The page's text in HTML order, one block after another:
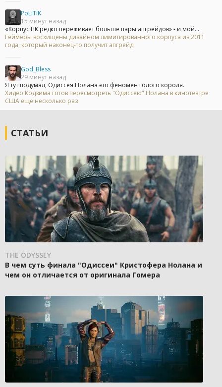
PoLiTiK
15 минут назад
«Корпус ПК редко переживает больше пары апгрейдов» - и мой...
Геймеры восхищены дизайном лимитированного корпуса из 2011
года, который наконец-то получит апгрейд
God_Bless
29 минут назад
Я тут подумал, Одиссея Нолана это феномен голого короля.
Хидео Кодзима готов пересмотреть "Одиссею" Нолана в кинотеатре
США еще несколько раз
СТАТЬИ
THE ODYSSEY
В чем суть финала "Одиссеи" Кристофера Нолана и
чем он отличается от оригинала Гомера